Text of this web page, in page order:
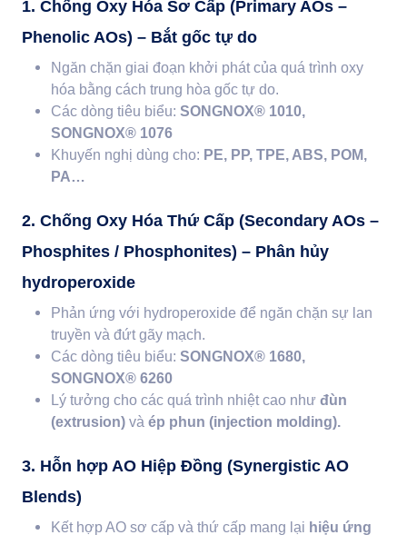
1. Chống Oxy Hóa Sơ Cấp (Primary AOs –
Phenolic AOs) – Bắt gốc tự do
Ngăn chặn giai đoạn khởi phát của quá trình oxy
hóa bằng cách trung hòa gốc tự do.
Các dòng tiêu biểu: SONGNOX® 1010,
SONGNOX® 1076
Khuyến nghị dùng cho: PE, PP, TPE, ABS, POM,
PA…
2. Chống Oxy Hóa Thứ Cấp (Secondary AOs –
Phosphites / Phosphonites) – Phân hủy
hydroperoxide
Phản ứng với hydroperoxide để ngăn chặn sự lan
truyền và đứt gãy mạch.
Các dòng tiêu biểu: SONGNOX® 1680,
SONGNOX® 6260
Lý tưởng cho các quá trình nhiệt cao như đùn
(extrusion) và ép phun (injection molding).
3. Hỗn hợp AO Hiệp Đồng (Synergistic AO
Blends)
Kết hợp AO sơ cấp và thứ cấp mang lại hiệu ứng